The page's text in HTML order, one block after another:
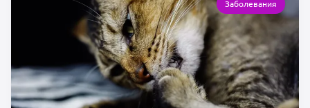
Заболевания